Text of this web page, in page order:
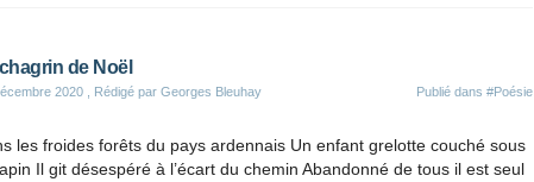
de Noël
2020 , Rédigé par Georges Bleuhay Publié dans #Poésie
les froides forêts du pays ardennais Un enfant grelotte couché sous
Il git désespéré à l’écart du chemin Abandonné de tous il est seul